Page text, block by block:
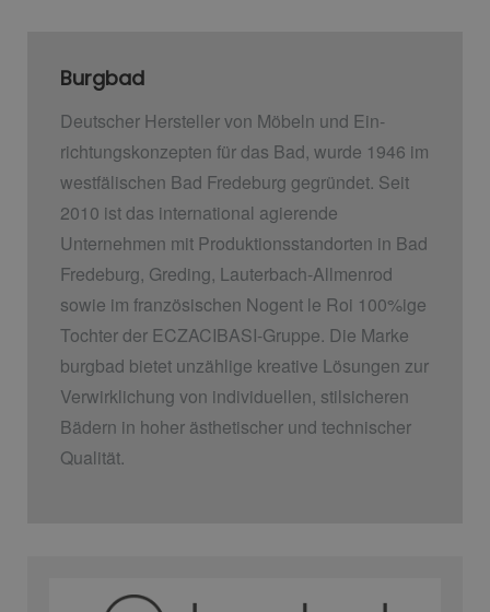
Burgbad
Deutscher Hersteller von Möbeln und Ein­
richtungskonzepten für das Bad, wurde 1946 im
westfälischen Bad Fredeburg gegründet. Seit
2010 ist das international agierende
Unternehmen mit Produktionsstandorten in Bad
Fredeburg, Greding, Lauterbach-Allmenrod
sowie im französischen Nogent le Roi 100%ige
Tochter der ECZACIBASI­-Gruppe. Die Marke
burgbad bietet unzählige kreative Lösungen zur
Verwirklichung von individuellen, stilsicheren
Bädern in hoher ästhetischer und technischer
Qualität.